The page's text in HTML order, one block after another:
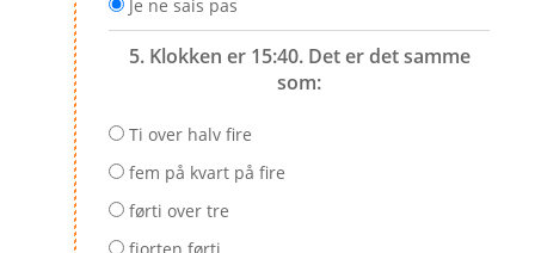
Je ne sais pas
5. Klokken er 15:40. Det er det samme
som:
Ti over halv fire
fem på kvart på fire
førti over tre